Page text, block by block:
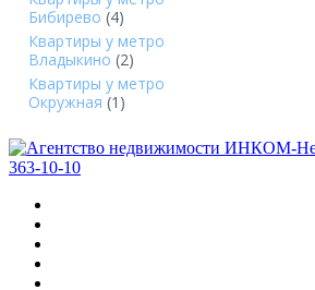
Бибирево (4)
Квартиры у метро
Владыкино (2)
Квартиры у метро
Окружная (1)
363-10-10